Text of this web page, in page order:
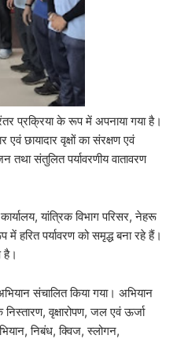
प्रक्रिया के रूप में अपनाया गया है।
छायादार वृक्षों का संरक्षण एवं
तथा संतुलित पर्यावरणीय वातावरण
यांत्रिक विभाग परिसर, नेहरू
हरित पर्यावरण को समृद्ध बना रहे हैं।
है।
संचालित किया गया। अभियान
वृक्षारोपण, जल एवं ऊर्जा
निबंध, क्विज, स्लोगन,